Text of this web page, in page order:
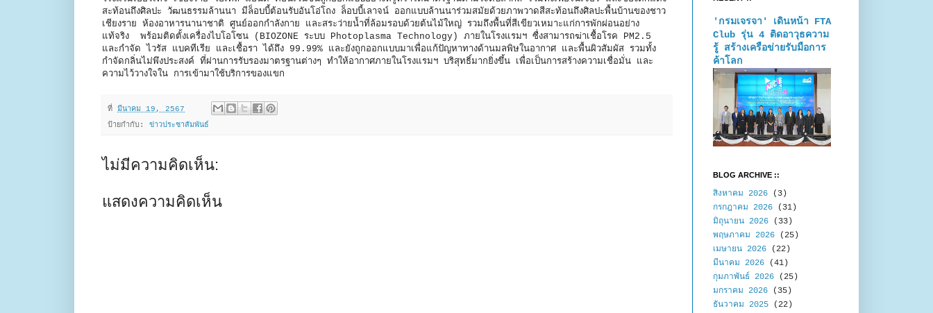
สะท้อนถึงศิลปะ วัฒนธรรมล้านนา มีล็อบบี้ต้อนรับอันโอ่โถง ล็อบบี้เลาจน์ ออกแบบล้านนาร่วมสมัยด้วยภาพวาดสีสะท้อนถึงศิลปะพื้นบ้านของชาว
เชียงราย ห้องอาหารนานาชาติ ศูนย์ออกกำลังกาย และสระว่ายน้ำที่ล้อมรอบด้วยต้นไม้ใหญ่ รวมถึงพื้นที่สีเขียวเหมาะแก่การพักผ่อนอย่าง
แท้จริง พร้อมติดตั้งเครื่องไบโอโซน (BIOZONE ระบบ Photoplasma Technology) ภายในโรงแรมฯ ซื่งสามารถฆ่าเชื้อโรค PM2.5
และกำจัด ไวรัส แบคทีเรีย และเชื้อรา ได้ถึง 99.99% และยังถูกออกแบบมาเพื่อแก้ปัญหาทางด้านมลพิษในอากาศ และพื้นผิวสัมผัส รวมทั้ง
กำจัดกลิ่นไม่พึงประสงค์ ที่ผ่านการรับรองมาตรฐานต่างๆ ทำให้อากาศภายในโรงแรมฯ บริสุทธิ์มากยิ่งขึ้น เพื่อเป็นการสร้างความเชื่อมั่น และ
ความไว้วางใจใน การเข้ามาใช้บริการของแขก
ที่ มีนาคม 19, 2567
ป้ายกำกับ: ข่าวประชาสัมพันธ์
ไม่มีความคิดเห็น:
แสดงความคิดเห็น
'กรมเจรจา' เดินหน้า FTA
Club รุ่น 4 ติดอาวุธความ
รู้ สร้างเครือข่ายรับมือการ
ค้าโลก
BLOG ARCHIVE ::
สิงหาคม 2026 (3)
กรกฎาคม 2026 (31)
มิถุนายน 2026 (33)
พฤษภาคม 2026 (25)
เมษายน 2026 (22)
มีนาคม 2026 (41)
กุมภาพันธ์ 2026 (25)
มกราคม 2026 (35)
ธันวาคม 2025 (22)